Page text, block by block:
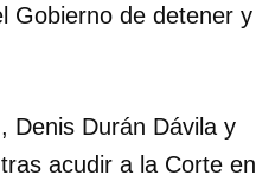
Gobierno de detener y
Denis Durán Dávila y
acudir a la Corte en